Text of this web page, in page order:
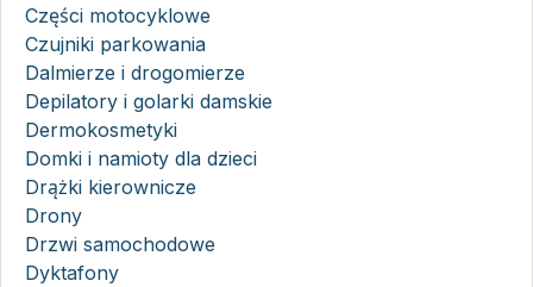
Części motocyklowe
Czujniki parkowania
Dalmierze i drogomierze
Depilatory i golarki damskie
Dermokosmetyki
Domki i namioty dla dzieci
Drążki kierownicze
Drony
Drzwi samochodowe
Dyktafony